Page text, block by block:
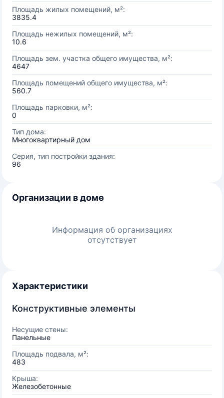
Площадь жилых помещений, м²:
3835.4
Площадь нежилых помещений, м²:
10.6
Площадь зем. участка общего имущества, м²:
4647
Площадь помещений общего имущества, м²:
560.7
Площадь парковки, м²:
0
Тип дома:
Многоквартирный дом
Серия, тип постройки здания:
96
Организации в доме
Информация об организациях
отсутствует
Характеристики
Конструктивные элементы
Несущие стены:
Панельные
Площадь подвала, м²:
483
Крыша:
Железобетонные